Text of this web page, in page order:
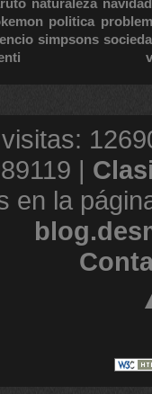
naturaleza navidad
politica
simpsons
|
en la